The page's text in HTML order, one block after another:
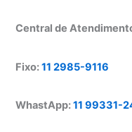
Central de
Fixo:11 2985-9116
WhastApp:11 99331-